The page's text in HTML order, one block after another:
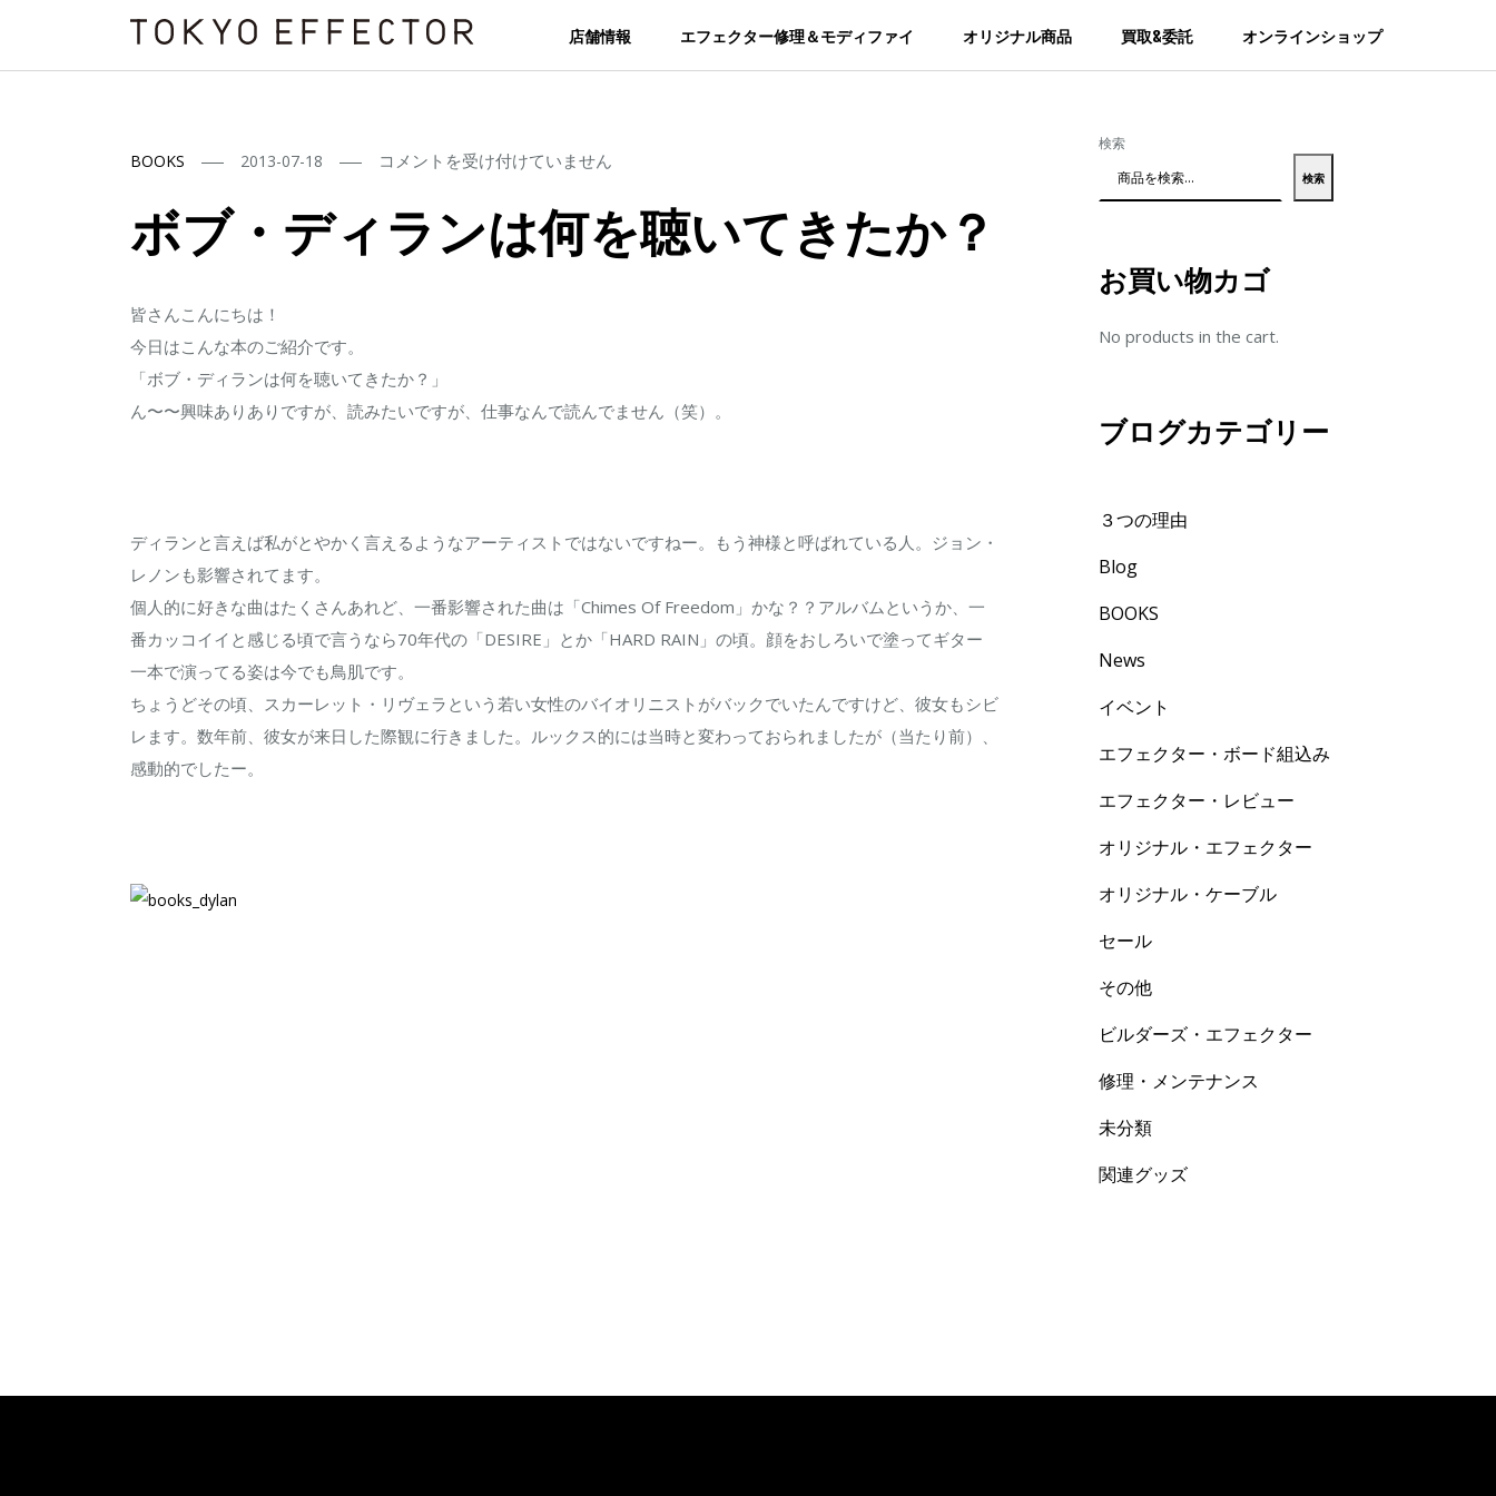
店舗情報 エフェクター修理＆モディファイ オリジナル商品 買取&委託 オンラインショップ
BOOKS 2013-07-18
ボ
デ
何
を
き
か？
は
コメントを受け付けていません
ボブ・ディランは何を聴いてきたか？
皆さんこんにちは！
今日はこんな本のご紹介です。
「ボブ・ディランは何を聴いてきたか？」
ん〜〜興味ありありですが、読みたいですが、仕事なんで読んでません（笑）。
ディランと言えば私がとやかく言えるようなアーティストではないですねー。もう神様と呼ばれている人。ジョン・
レノンも影響されてます。
個人的に好きな曲はたくさんあれど、一番影響された曲は「Chimes Of Freedom」かな？？アルバムというか、一
番カッコイイと感じる頃で言うなら70年代の「DESIRE」とか「HARD RAIN」の頃。顔をおしろいで塗ってギター
一本で演ってる姿は今でも鳥肌です。
ちょうどその頃、スカーレット・リヴェラという若い女性のバイオリニストがバックでいたんですけど、彼女もシビ
レます。数年前、彼女が来日した際観に行きました。ルックス的には当時と変わっておられましたが（当たり前）、
感動的でしたー。
検索
検索
お買い物カゴ
No products in the cart.
ブログカテゴリー
３つの理由
Blog
BOOKS
News
イベント
エフェクター・ボード組込み
エフェクター・レビュー
オリジナル・エフェクター
オリジナル・ケーブル
セール
その他
ビルダーズ・エフェクター
修理・メンテナンス
未分類
関連グッズ